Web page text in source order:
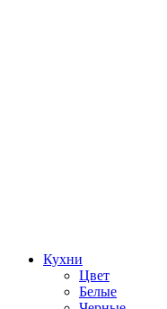
Кухни
Цвет
Белые